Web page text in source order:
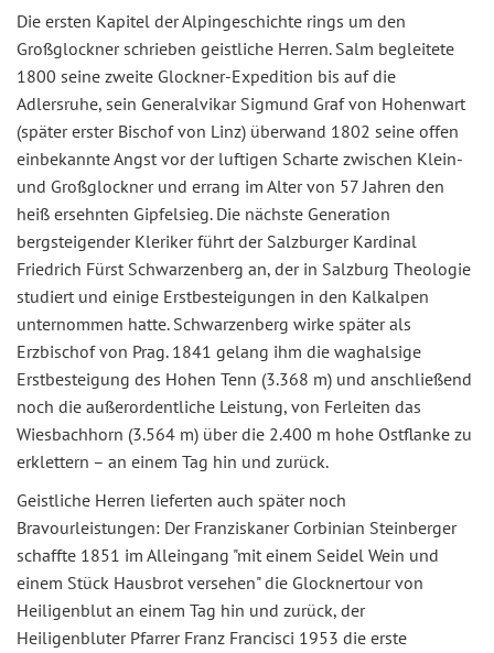
Die ersten Kapitel der Alpingeschichte rings um den
Großglockner schrieben geistliche Herren. Salm begleitete
1800 seine zweite Glockner-Expedition bis auf die
Adlersruhe, sein Generalvikar Sigmund Graf von Hohenwart
(später erster Bischof von Linz) überwand 1802 seine offen
einbekannte Angst vor der luftigen Scharte zwischen Klein-
und Großglockner und errang im Alter von 57 Jahren den
heiß ersehnten Gipfelsieg. Die nächste Generation
bergsteigender Kleriker führt der Salzburger Kardinal
Friedrich Fürst Schwarzenberg an, der in Salzburg Theologie
studiert und einige Erstbesteigungen in den Kalkalpen
unternommen hatte. Schwarzenberg wirke später als
Erzbischof von Prag. 1841 gelang ihm die waghalsige
Erstbesteigung des Hohen Tenn (3.368 m) und anschließend
noch die außerordentliche Leistung, von Ferleiten das
Wiesbachhorn (3.564 m) über die 2.400 m hohe Ostflanke zu
erklettern – an einem Tag hin und zurück.
Geistliche Herren lieferten auch später noch
Bravourleistungen: Der Franziskaner Corbinian Steinberger
schaffte 1851 im Alleingang "mit einem Seidel Wein und
einem Stück Hausbrot versehen" die Glocknertour von
Heiligenblut an einem Tag hin und zurück, der
Heiligenbluter Pfarrer Franz Francisci 1953 die erste